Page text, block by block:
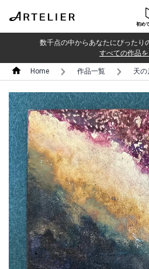
初め
数千点の中からあなたにぴったり
すべての作品
Home 作品一覧 天